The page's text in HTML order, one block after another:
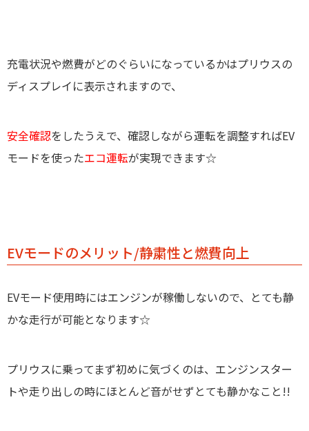
充電状況や燃費がどのぐらいになっているかはプリウスの
ディスプレイに表示されますので、
安全確認をしたうえで、確認しながら運転を調整すればEV
モードを使ったエコ運転が実現できます☆
EVモードのメリット/静粛性と燃費向上
EVモード使用時にはエンジンが稼働しないので、とても静
かな走行が可能となります☆
プリウスに乗ってまず初めに気づくのは、エンジンスター
トや走り出しの時にほとんど音がせずとても静かなこと!!